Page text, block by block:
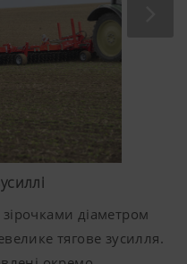
діаметром
тягове зусилля.